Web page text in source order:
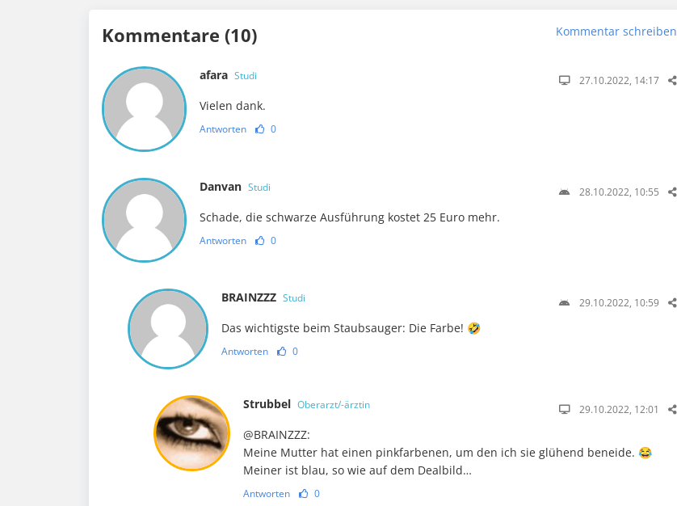
Kommentare (10) Kommentar schreiben
afara Studi 27.10.2022, 14:17
Vielen dank.
Antworten 0
Danvan Studi 28.10.2022, 10:55
Schade, die schwarze Ausführung kostet 25 Euro mehr.
Antworten 0
BRAINZZZ Studi 29.10.2022, 10:59
Das wichtigste beim Staubsauger: Die Farbe! 🤣
Antworten 0
Strubbel Oberarzt/-ärztin 29.10.2022, 12:01
@BRAINZZZ:
Meine Mutter hat einen pinkfarbenen, um den ich sie glühend beneide. 😂
Meiner ist blau, so wie auf dem Dealbild…
Antworten 0